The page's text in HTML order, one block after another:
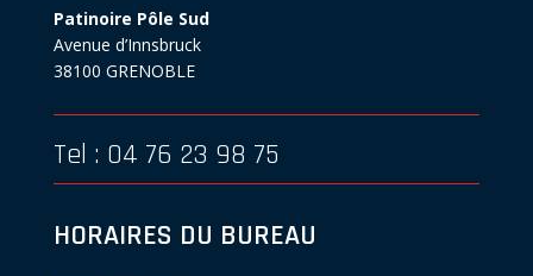
Patinoire Pôle Sud
Avenue d’Innsbruck
38100 GRENOBLE
Tel : 04 76 23 98 75
HORAIRES DU BUREAU